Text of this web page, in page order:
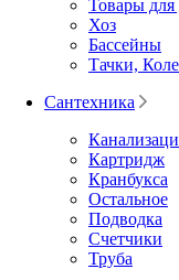
Товары для
Хоз
Бассейны
Тачки,
Сантехника
Картридж
Кранбукса
Остальное
Подводка
Счетчики
Труба